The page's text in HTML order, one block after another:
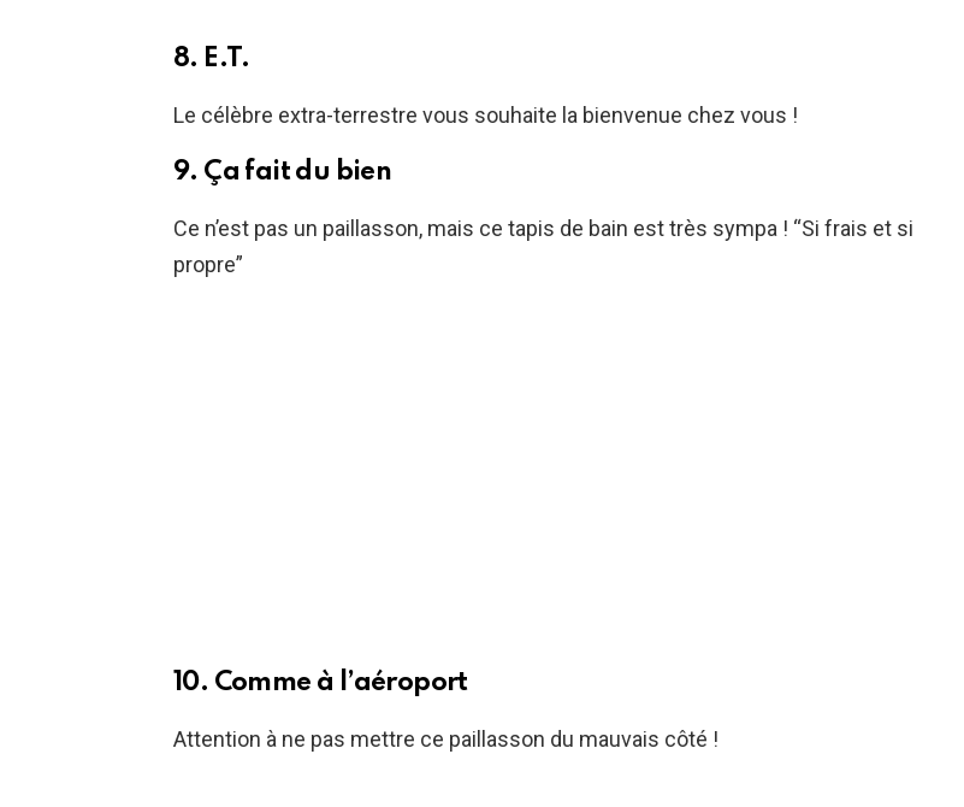
8. E.T.
Le célèbre extra-terrestre vous souhaite la bienvenue chez vous !
9. Ça fait du bien
Ce n’est pas un paillasson, mais ce tapis de bain est très sympa ! “Si frais et si
propre”
10. Comme à l’aéroport
Attention à ne pas mettre ce paillasson du mauvais côté !